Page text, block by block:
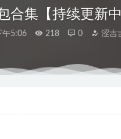
合集【持续更新中
午5:06 218 0 涩吉